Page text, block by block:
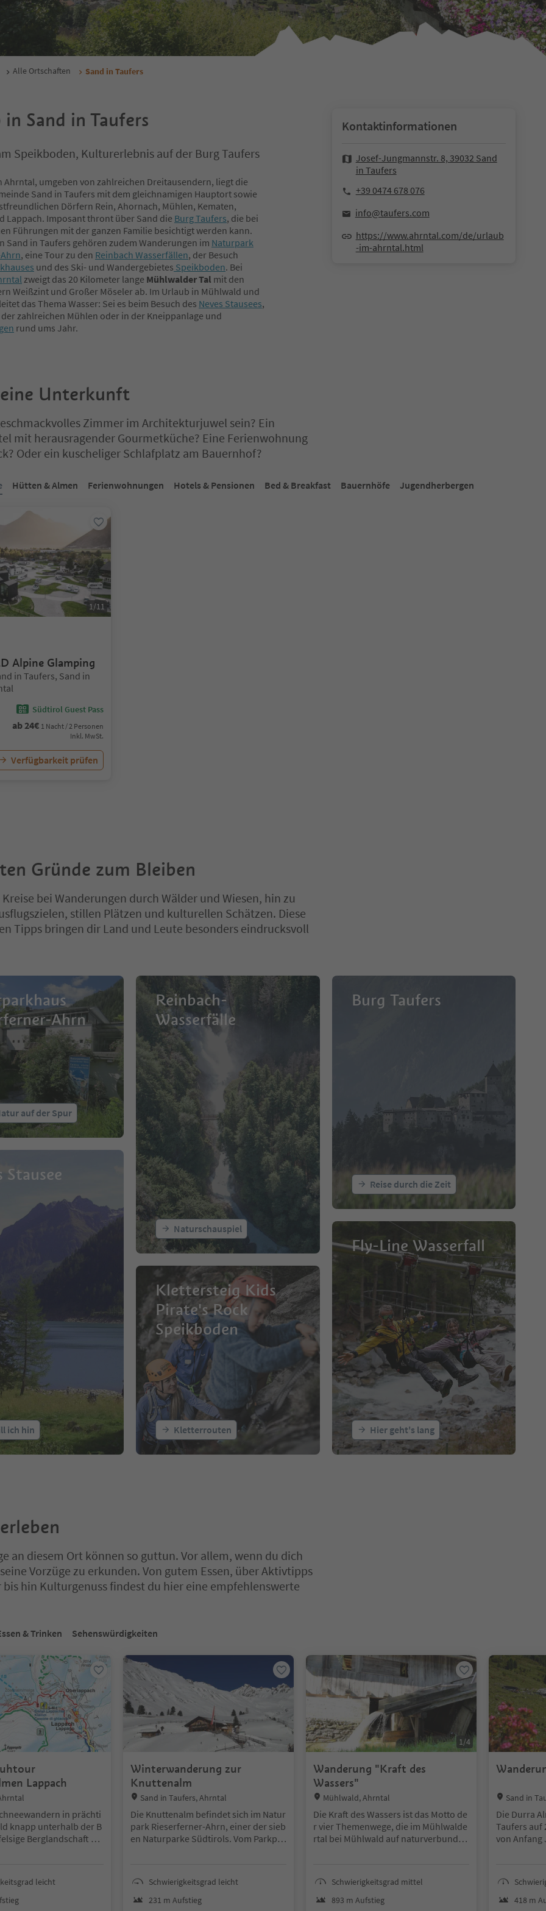
Alle Ortschaften Sand in Taufers
Sand in Taufers
Speikboden, Kulturerlebnis auf der Burg Taufers
Ahrntal, umgeben von zahlreichen Dreitausendern, liegt die
Sand in Taufers mit dem gleichnamigen Hauptort sowie
Dörfern Rein, Ahornach, Mühlen, Kematen,
Lappach. Imposant thront über Sand die Burg Taufers, die bei
Führungen mit der ganzen Familie besichtigt werden kann.
Sand in Taufers gehören zudem Wanderungen im Naturpark
, eine Tour zu den Reinbach Wasserfällen, der Besuch
und des Ski- und Wandergebietes Speikboden. Bei
zweigt das 20 Kilometer lange Mühlwalder Tal mit den
Weißzint und Großer Möseler ab. Im Urlaub in Mühlwald und
das Thema Wasser: Sei es beim Besuch des Neves Stausees,
zahlreichen Mühlen oder in der Kneippanlage und
rund ums Jahr.
Kontaktinformationen
Josef-Jungmannstr. 8, 39032 Sand
in Taufers
+39 0474 678 076
info@taufers.com
https://www.ahrntal.com/de/urlaub
-im-ahrntal.html
Unterkunft
Zimmer im Architekturjuwel sein? Ein
mit herausragender Gourmetküche? Eine Ferienwohnung
Oder ein kuscheliger Schlafplatz am Bauernhof?
Hütten & Almen Ferienwohnungen Hotels & Pensionen Bed & Breakfast Bauernhöfe Jugendherbergen
1/11
Alpine Glamping
in Taufers, Sand in
Südtirol Guest Pass
ab24€ 1 Nacht / 2 Personen
Inkl. MwSt.
Verfügbarkeit prüfen
Gründe zum Bleiben
bei Wanderungen durch Wälder und Wiesen, hin zu
stillen Plätzen und kulturellen Schätzen. Diese
Tipps bringen dir Land und Leute besonders eindrucksvoll
Ahrn
auf der Spur
Stausee
ich hin
Reinbach-
Wasserfälle
Naturschauspiel
Klettersteig Kids
Pirate's Rock
Speikboden
Kletterrouten
Burg Taufers
Reise durch die Zeit
Fly-Line Wasserfall
Hier geht's lang
an diesem Ort können so guttun. Vor allem, wenn du dich
Vorzüge zu erkunden. Von gutem Essen, über Aktivtipps
bis hin Kulturgenuss findest du hier eine empfehlenswerte
& Trinken Sehenswürdigkeiten
Lappach
in prächti
knapp unterhalb der B
Berglandschaft so
den Wetter- und Lawine
Informationen erhal
Alpinschulen und Berg
leicht
Winterwanderung zur
Knuttenalm
Location:
Sand in Taufers, Ahrntal
Die Knuttenalm befindet sich im Natur
park Rieserferner-Ahrn, einer der sieb
en Naturparke Südtirols. Vom Parkpla
ststraße Nr. 9 zur Knuttenalm. Die Jau
sestation ist Ausgangspunkt vieler Ho
chwanderungen und Skitouren.
Schwierigkeitsgrad leicht
231 m Aufstieg
1/4
Wanderung "Kraft des
Wassers"
Location:
Mühlwald, Ahrntal
Die Kraft des Wassers ist das Motto de
r vier Themenwege, die im Mühlwalde
rtal bei Mühlwald auf naturverbunden
n ganz eigenen Charme.
Schwierigkeitsgrad mittel
893 m Aufstieg
Location:
Sand in
Die Durra
Taufers auf
von Anfang
418 m